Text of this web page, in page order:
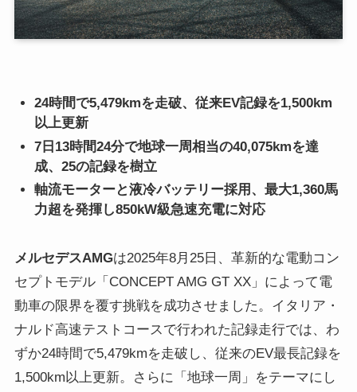
24時間で5,479kmを走破、従来EV記録を1,500km
以上更新
7日13時間24分で地球一周相当の40,075kmを達
成、25の記録を樹立
軸流モーターと液冷バッテリー採用、最大1,360馬
力超を発揮し850kW級急速充電に対応
メルセデスAMGは2025年8月25日、革新的な電動コン
セプトモデル「CONCEPT AMG GT XX」によって電
動車の限界を覆す挑戦を成功させました。イタリア・
ナルド高速テストコースで行われた記録走行では、わ
ずか24時間で5,479kmを走破し、従来のEV最長記録を
1,500km以上更新。さらに「地球一周」をテーマにし